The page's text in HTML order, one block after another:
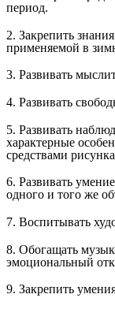
период.
2. Закрепить
применяемой в
3. Развивать
4. Развивать
5. Развивать
характерные
средствами
6. Развивать
одного и того же
7. Воспитывать
8. Обогащать
эмоциональный
9. Закрепить